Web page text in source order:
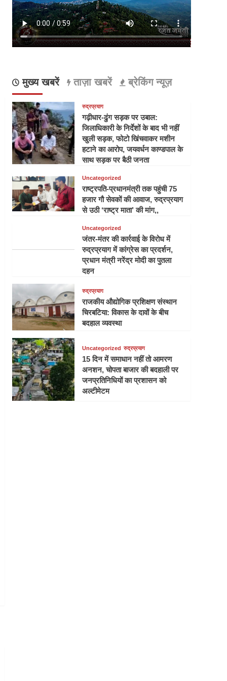
मुख्य खबरें ताज़ा खबरें ब्रेकिंग न्यूज़
रुद्रप्रयाग
गढ़ीधार-ढुंग सड़क पर उबाल:
जिलाधिकारी के निर्देशों के बाद भी नहीं
खुली सड़क, फोटो खिंचवाकर मशीन
हटाने का आरोप, जयवर्धन काण्डपाल के
साथ सड़क पर बैठी जनता
Uncategorized
राष्ट्रपति-प्रधानमंत्री तक पहुंची 75
हजार गौ सेवकों की आवाज, रुद्रप्रयाग
से उठी ‘राष्ट्र माता’ की मांग,,
Uncategorized
जंतर-मंतर की कार्रवाई के विरोध में
रुद्रप्रयाग में कांग्रेस का प्रदर्शन,
प्रधान मंत्री नरेंद्र मोदी का पुतला
दहन
रुद्रप्रयाग
राजकीय औद्योगिक प्रशिक्षण संस्थान
चिरबटिया: विकास के दावों के बीच
बदहाल व्यवस्था
Uncategorized रुद्रप्रयाग
15 दिन में समाधान नहीं तो आमरण
अनशन, चोपता बाजार की बदहाली पर
जनप्रतिनिधियों का प्रशासन को
अल्टीमेटम